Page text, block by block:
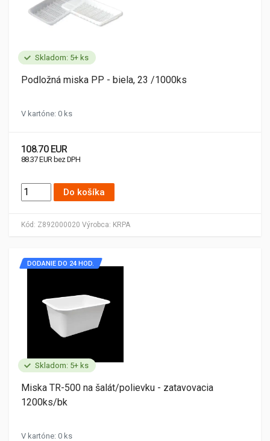
Skladom: 5+ ks
Kód: Z892000020 Výrobca: KRPA
Podložná miska PP - biela, 23 /1000ks
V kartóne: 0 ks
108.70 EUR
88.37 EUR bez DPH
Do košíka
Skladom: 5+ ks
DODANIE DO 24 HOD.
Miska TR-500 na šalát/polievku - zatavovacia
1200ks/bk
V kartóne: 0 ks